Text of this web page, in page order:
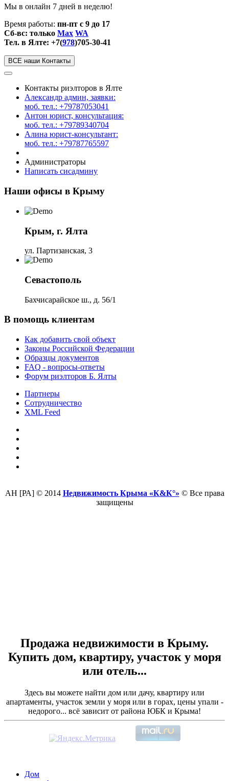
Мы в онлайн 7 дней в неделю!
Время работы: пн-пт с 9 до 17
Сб-вс: только Max WA
Тел. в Ялте: +7(978)705-30-41
ВСЕ наши Контакты
Контакты риэлторов в Ялте
Александр админ, заявки:
моб. тел.: +79787053041
Антон юрист, консультация:
моб. тел.: +79789340704
Алина юрист-консультант:
моб. тел.: +79787765597
Администраторы
Написать сисадмину
Наши офисы в Крыму
Крым, г. Ялта
ул. Партизанская, 3
Севастополь
Бахчисарайское ш., д. 56/1
В помощь клиентам
Как добавить свой объект
Законы Российской Федерации
Образцы документов
FAQ - вопросы-ответы
Форум риэлторов Б. Ялты
Партнеры
Сотрудничество
XML Feed
АН [РА] © 2014 Недвижимость Крыма «К&К°» © Все права
защищены
Продажа недвижимости в Крыму.
Купить дом, квартиру, участок у моря
или отель...
Здесь вы можете найти дом или дачу, квартиру или
апартаменты, участок земли у моря или в горах, цены упали -
недорого... всё зависит от района ЮБК и Крыма!
Дом